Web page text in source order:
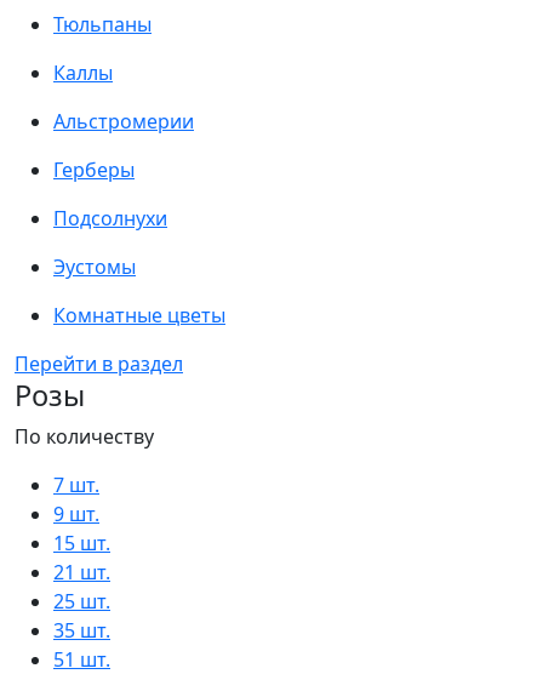
Тюльпаны
Каллы
Альстромерии
Герберы
Подсолнухи
Эустомы
Комнатные цветы
Перейти в раздел
Розы
По количеству
7 шт.
9 шт.
15 шт.
21 шт.
25 шт.
35 шт.
51 шт.